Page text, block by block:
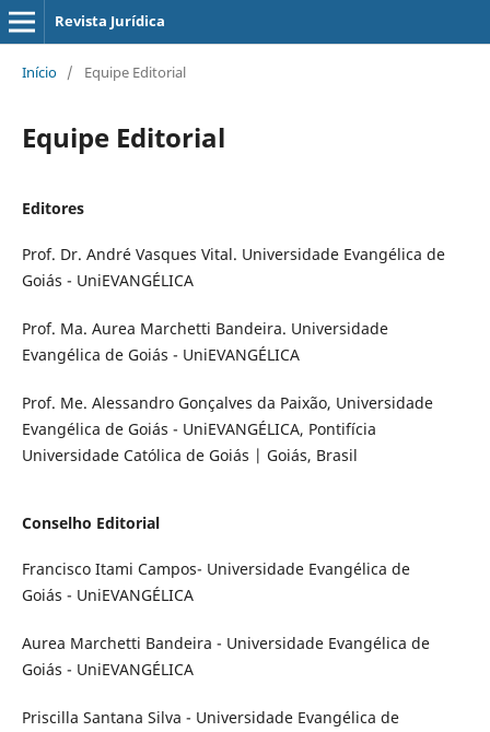
Revista Jurídica
Início / Equipe Editorial
Equipe Editorial
Editores
Prof. Dr. André Vasques Vital. Universidade Evangélica de
Goiás - UniEVANGÉLICA
Prof. Ma. Aurea Marchetti Bandeira. Universidade
Evangélica de Goiás - UniEVANGÉLICA
Prof. Me. Alessandro Gonçalves da Paixão, Universidade
Evangélica de Goiás - UniEVANGÉLICA, Pontifícia
Universidade Católica de Goiás | Goiás, Brasil
Conselho Editorial
Francisco Itami Campos- Universidade Evangélica de
Goiás - UniEVANGÉLICA
Aurea Marchetti Bandeira - Universidade Evangélica de
Goiás - UniEVANGÉLICA
Priscilla Santana Silva - Universidade Evangélica de